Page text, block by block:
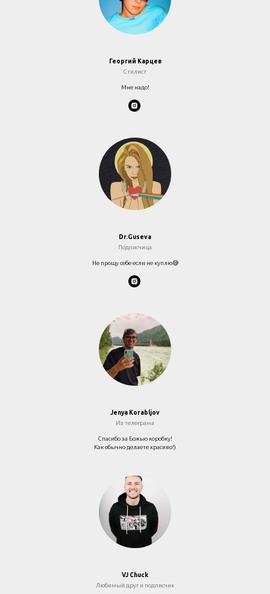
Георгий Карцев
Стилист
Мне надо!
Dr.Guseva
Подписчица
Не прощу себе если не куплю😅
Jenya Korabljov
Из телеграма
Cпасибо за Божью коробку!
Как обычно делаете красиво!)
VJ Chuck
Любимый друг и подписчик